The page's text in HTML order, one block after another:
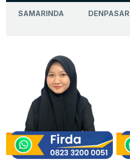
SAMARINDA DENPASAR